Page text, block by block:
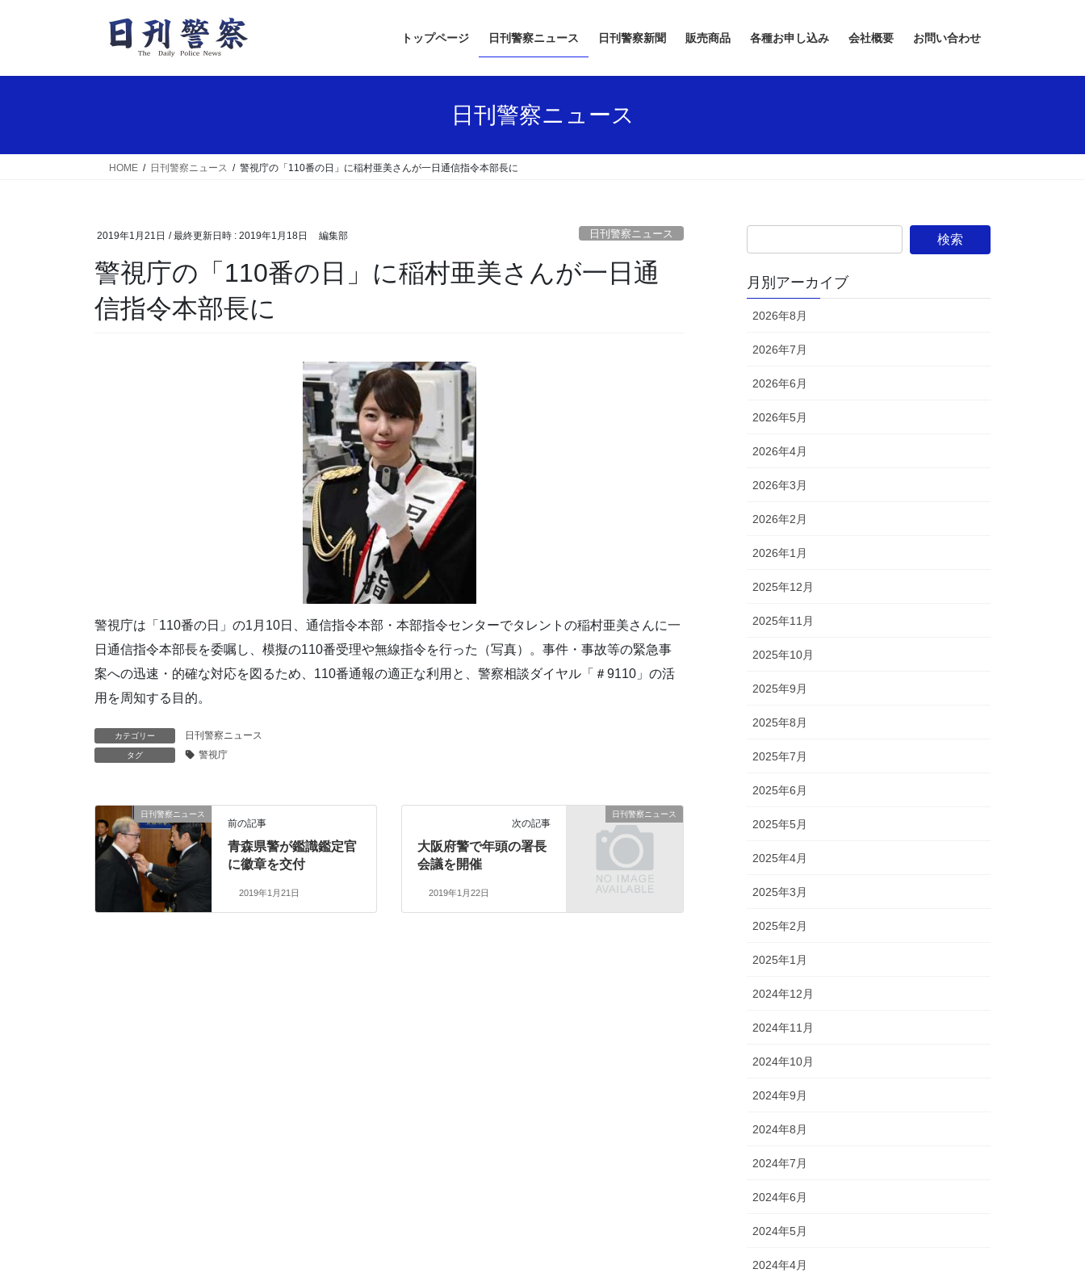
トップページ 日刊警察ニュース 日刊警察新聞 販売商品 各種お申し込み 会社概要 お問い合わせ
日刊警察ニュース
HOME 日刊警察ニュース 警視庁の「110番の日」に稲村亜美さんが一日通信指令本部長に
2019年1月21日 / 最終更新日時 : 2019年1月18日 編集部 日刊警察ニュース
警視庁の「110番の日」に稲村亜美さんが一日通
信指令本部長に
警視庁は「110番の日」の1月10日、通信指令本部・本部指令センターでタレントの稲村亜美さんに一
日通信指令本部長を委嘱し、模擬の110番受理や無線指令を行った（写真）。事件・事故等の緊急事
案への迅速・的確な対応を図るため、110番通報の適正な利用と、警察相談ダイヤル「＃9110」の活
用を周知する目的。
カテゴリー 日刊警察ニュース
タグ 警視庁
日刊警察ニュース
前の記事
青森県警が鑑識鑑定官
に徽章を交付
2019年1月21日
日刊警察ニュース
次の記事
大阪府警で年頭の署長
会議を開催
2019年1月22日
月別アーカイブ
2026年8月
2026年7月
2026年6月
2026年5月
2026年4月
2026年3月
2026年2月
2026年1月
2025年12月
2025年11月
2025年10月
2025年9月
2025年8月
2025年7月
2025年6月
2025年5月
2025年4月
2025年3月
2025年2月
2025年1月
2024年12月
2024年11月
2024年10月
2024年9月
2024年8月
2024年7月
2024年6月
2024年5月
2024年4月